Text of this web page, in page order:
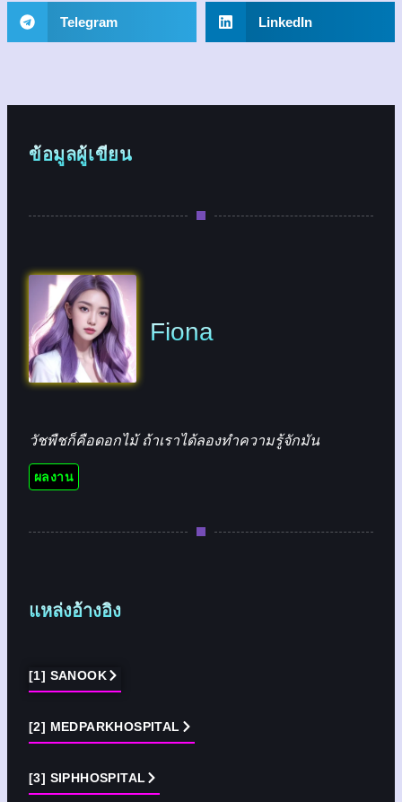
Telegram LinkedIn
ข้อมูลผู้เขียน
Fiona
วัชพืชก็คือดอกไม้ ถ้าเราได้ลองทำความรู้จักมัน
ผลงาน
แหล่งอ้างอิง
[1] SANOOK
[2] MEDPARKHOSPITAL
[3] SIPHHOSPITAL